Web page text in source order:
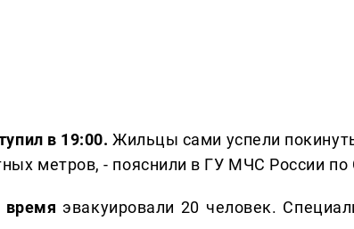
в 19:00. Жильцы сами успели
метров, - пояснили в ГУ МЧС России по
время эвакуировали 20 человек.